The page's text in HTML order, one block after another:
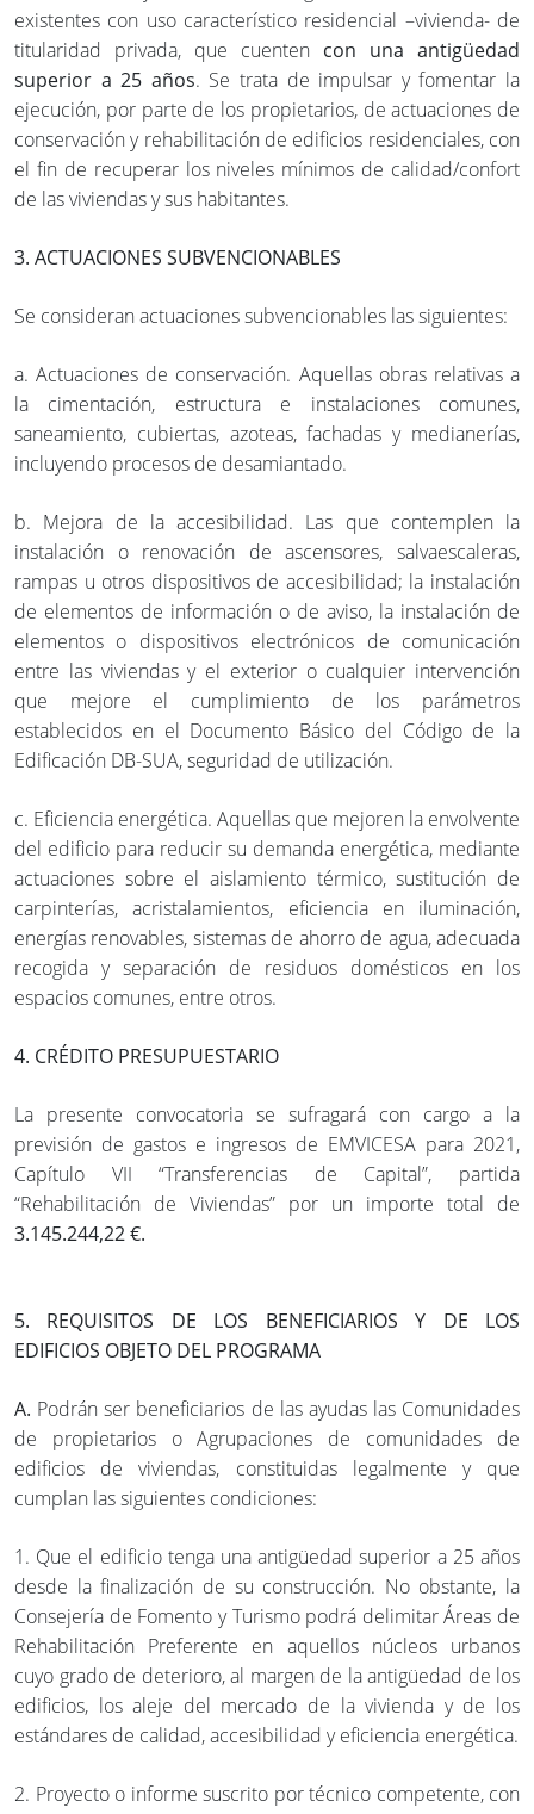
existentes con uso característico residencial –vivienda- de
titularidad privada, que cuenten con una antigüedad
superior a 25 años. Se trata de impulsar y fomentar la
ejecución, por parte de los propietarios, de actuaciones de
conservación y rehabilitación de edificios residenciales, con
el fin de recuperar los niveles mínimos de calidad/confort
de las viviendas y sus habitantes.
3. ACTUACIONES SUBVENCIONABLES
Se consideran actuaciones subvencionables las siguientes:
a. Actuaciones de conservación. Aquellas obras relativas a
la cimentación, estructura e instalaciones comunes,
saneamiento, cubiertas, azoteas, fachadas y medianerías,
incluyendo procesos de desamiantado.
b. Mejora de la accesibilidad. Las que contemplen la
instalación o renovación de ascensores, salvaescaleras,
rampas u otros dispositivos de accesibilidad; la instalación
de elementos de información o de aviso, la instalación de
elementos o dispositivos electrónicos de comunicación
entre las viviendas y el exterior o cualquier intervención
que mejore el cumplimiento de los parámetros
establecidos en el Documento Básico del Código de la
Edificación DB-SUA, seguridad de utilización.
c. Eficiencia energética. Aquellas que mejoren la envolvente
del edificio para reducir su demanda energética, mediante
actuaciones sobre el aislamiento térmico, sustitución de
carpinterías, acristalamientos, eficiencia en iluminación,
energías renovables, sistemas de ahorro de agua, adecuada
recogida y separación de residuos domésticos en los
espacios comunes, entre otros.
4. CRÉDITO PRESUPUESTARIO
La presente convocatoria se sufragará con cargo a la
previsión de gastos e ingresos de EMVICESA para 2021,
Capítulo VII “Transferencias de Capital”, partida
“Rehabilitación de Viviendas” por un importe total de
3.145.244,22 €.
5. REQUISITOS DE LOS BENEFICIARIOS Y DE LOS
EDIFICIOS OBJETO DEL PROGRAMA
A. Podrán ser beneficiarios de las ayudas las Comunidades
de propietarios o Agrupaciones de comunidades de
edificios de viviendas, constituidas legalmente y que
cumplan las siguientes condiciones:
1. Que el edificio tenga una antigüedad superior a 25 años
desde la finalización de su construcción. No obstante, la
Consejería de Fomento y Turismo podrá delimitar Áreas de
Rehabilitación Preferente en aquellos núcleos urbanos
cuyo grado de deterioro, al margen de la antigüedad de los
edificios, los aleje del mercado de la vivienda y de los
estándares de calidad, accesibilidad y eficiencia energética.
2. Proyecto o informe suscrito por técnico competente, con